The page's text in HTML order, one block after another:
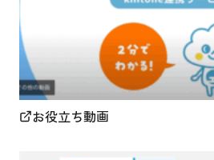
お役立ち動画